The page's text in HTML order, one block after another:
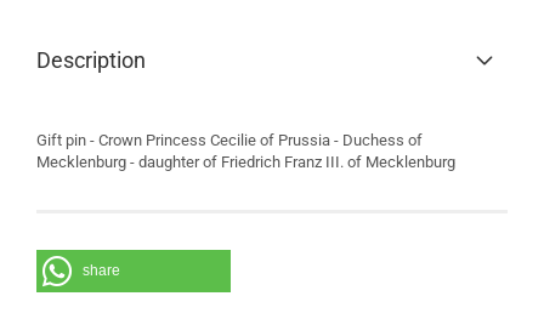
Description
Gift pin - Crown Princess Cecilie of Prussia - Duchess of
Mecklenburg - daughter of Friedrich Franz III. of Mecklenburg
share